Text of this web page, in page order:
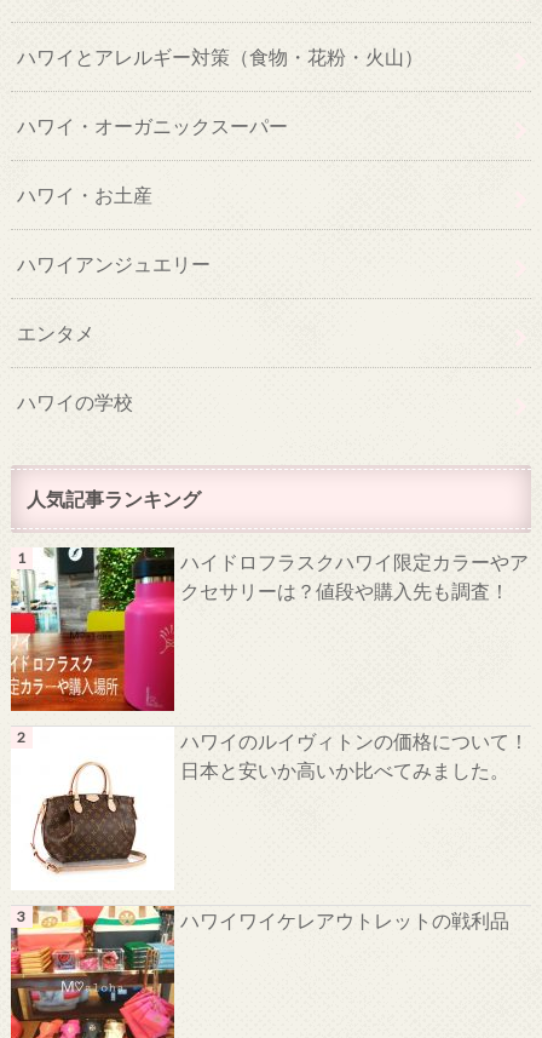
ハワイとアレルギー対策（食物・花粉・火山）
ハワイ・オーガニックスーパー
ハワイ・お土産
ハワイアンジュエリー
エンタメ
ハワイの学校
人気記事ランキング
ハイドロフラスクハワイ限定カラーやア
クセサリーは？値段や購入先も調査！
ハワイのルイヴィトンの価格について！
日本と安いか高いか比べてみました。
ハワイワイケレアウトレットの戦利品